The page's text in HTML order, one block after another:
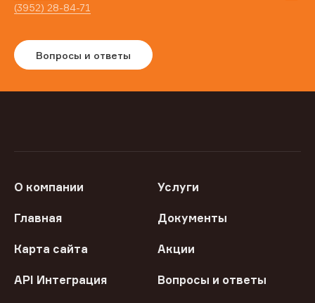
(3952) 28-84-71
Вопросы и ответы
О компании Услуги
Главная Документы
Карта сайта Акции
API Интеграция Вопросы и ответы